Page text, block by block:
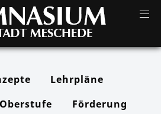
Lehrpläne
Oberstufe
Förderung